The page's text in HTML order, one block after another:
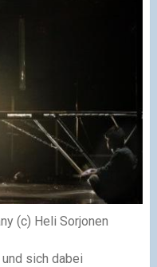
(c) Heli Sorjonen
sich dabei